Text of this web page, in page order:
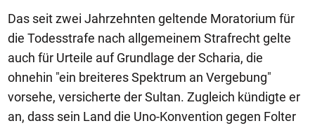
Das seit zwei Jahrzehnten geltende Moratorium für
die Todesstrafe nach allgemeinem Strafrecht gelte
auch für Urteile auf Grundlage der Scharia, die
ohnehin "ein breiteres Spektrum an Vergebung"
vorsehe, versicherte der Sultan. Zugleich kündigte er
an, dass sein Land die Uno-Konvention gegen Folter